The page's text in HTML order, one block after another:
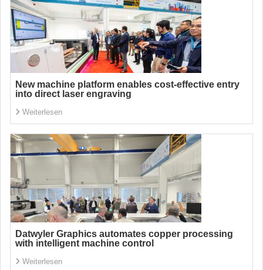
New machine platform enables cost-effective entry
into direct laser engraving
Weiterlesen
Datwyler Graphics automates copper processing
with intelligent machine control
Weiterlesen